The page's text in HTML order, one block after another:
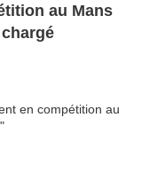
au Mans